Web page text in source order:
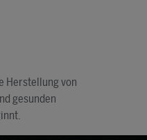
Herstellung von
gesunden